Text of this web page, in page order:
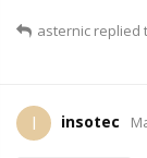
asternic replied
I insotec